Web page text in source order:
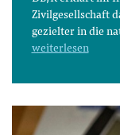
Zivilgesellschaft
gezielter in die
weiterlesen